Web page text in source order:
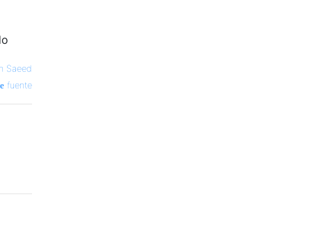
Saeed
fuente